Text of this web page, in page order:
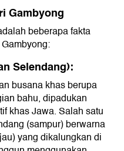
Gambyong
beberapa fakta
Selendang):
busana khas berupa
bahu, dipadukan
khas Jawa. Salah satu
(sampur) berwarna
yang dikalungkan di